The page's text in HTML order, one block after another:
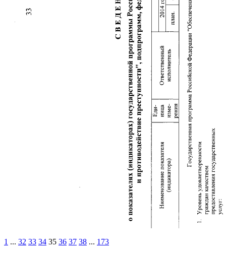
1 ... 32 33 34 35 36 37 38 ... 173